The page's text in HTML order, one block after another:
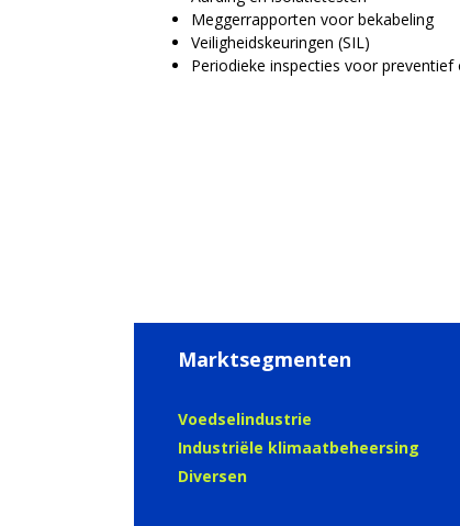
Meggerrapporten voor bekabeling
Veiligheidskeuringen (SIL)
Periodieke inspecties voor preventief
Marktsegmenten
Voedselindustrie
Industriële klimaatbeheersing
Diversen